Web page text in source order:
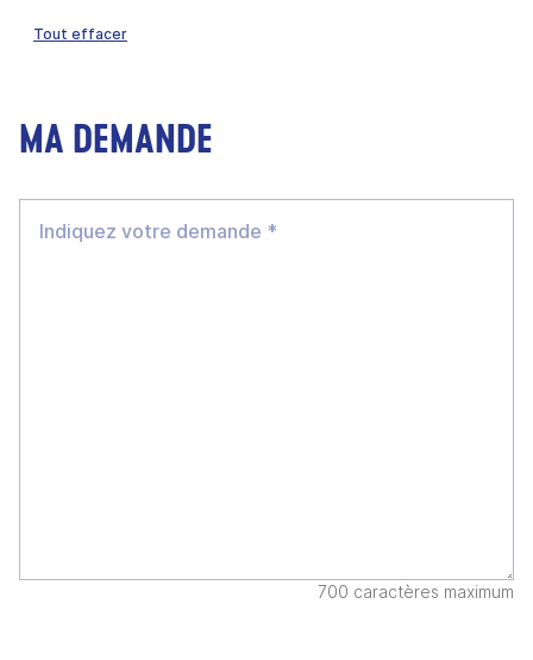
Tout effacer
MA DEMANDE
700 caractères maximum